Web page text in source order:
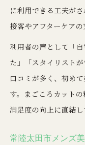
に利用できる工夫が
接客やアフターケアの
利用者の声として「
た」「スタイリスト
口コミが多く、初め
す。まごころカット
満足度の向上に直結し
常陸太田市メンズ